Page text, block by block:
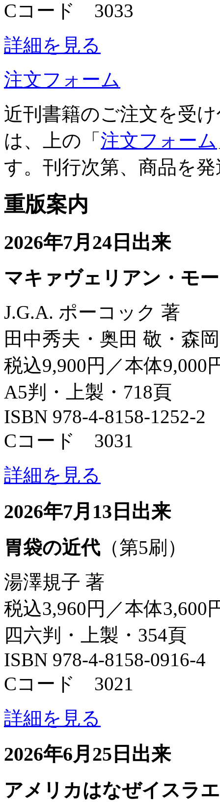
Cコード 3033
詳細を見る
注文フォーム
近刊書籍のご注文を受
は、上の「 注文フォーム
す。刊行次第、商品を
重版案内
2026年7月24日出来
マキァヴェリアン・モ
J.G.A. ポーコック 著
田中秀夫・奥田 敬・森
税込9,900円／本体9,000
A5判・上製・718頁
ISBN 978-4-8158-1252-2
Cコード 3031
詳細を見る
2026年7月13日出来
胃袋の近代（第5刷）
湯澤規子 著
税込3,960円／本体3,600
四六判・上製・354頁
ISBN 978-4-8158-0916-4
Cコード 3021
詳細を見る
2026年6月25日出来
アメリカはなぜイスラ